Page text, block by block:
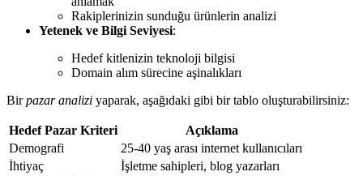
Rakiplerinizin sunduğu ürünlerin analizi
Yetenek ve Bilgi Seviyesi:
Hedef kitlenizin teknoloji bilgisi
Domain alım sürecine aşinalıkları
Birpazar analizi yaparak, aşağıdaki gibi bir tablo oluşturabilirsiniz:
Hedef Pazar Kriteri
Açıklama
Demografi
25-40 yaş arası internet kullanıcıları
İhtiyaç
İşletme sahipleri, blog yazarları